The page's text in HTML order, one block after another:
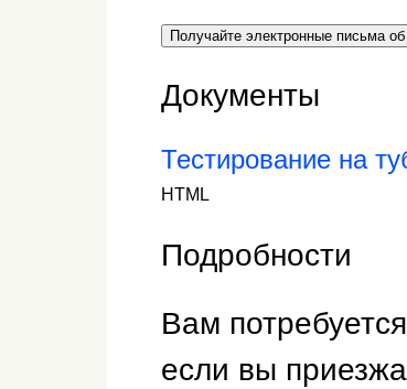
Получайте электронные письма
Документы
Тестирование на
HTML
Подробности
Вам
если вы